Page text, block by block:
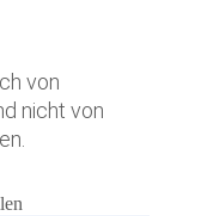
von
nicht von